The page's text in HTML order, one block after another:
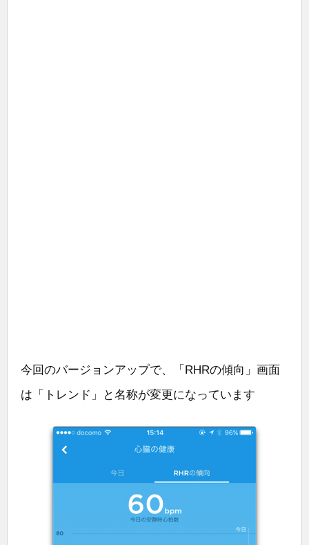
今回のバージョンアップで、「RHRの傾向」画面
は「トレンド」と名称が変更になっています